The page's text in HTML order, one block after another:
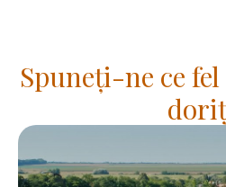
Spuneți-ne ce fel